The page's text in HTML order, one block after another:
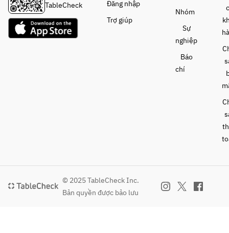
TableCheck
Đăng nhập
Trợ giúp
Nhóm
Sự
nghiệp
Báo
chí
© 2025 TableCheck Inc.
Bản quyền được bảo lưu